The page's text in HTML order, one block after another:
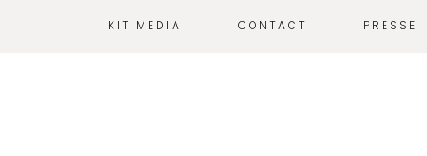
KIT MEDIA CONTACT PRESSE